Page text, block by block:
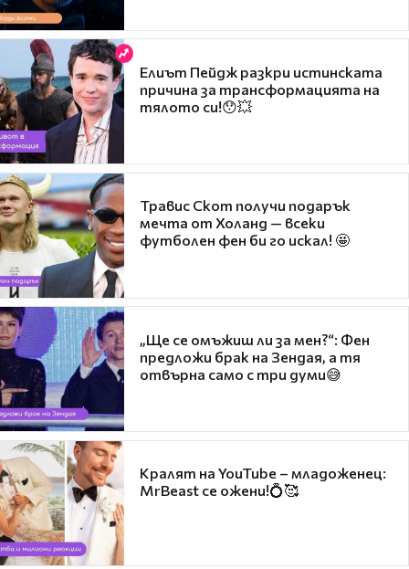
Елиът Пейдж разкри истинската
причина за трансформацията на
тялото си!😯💥
Травис Скот получи подарък
мечта от Холанд — всеки
футболен фен би го искал! 🤩
„Ще се омъжиш ли за мен?“: Фен
предложи брак на Зендая, а тя
отвърна само с три думи😅
Кралят на YouTube – младоженец:
MrBeast се ожени!💍🥰